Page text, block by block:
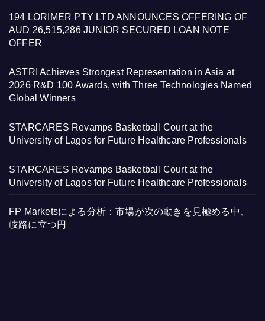
194 LORIMER PTY LTD ANNOUNCES OFFERING OF
AUD 26,515,286 JUNIOR SECURED LOAN NOTE
OFFER
ASTRI Achieves Strongest Representation in Asia at
2026 R&D 100 Awards, with Three Technologies Named
Global Winners
STARCARES Revamps Basketball Court at the
University of Lagos for Future Healthcare Professionals
STARCARES Revamps Basketball Court at the
University of Lagos for Future Healthcare Professionals
FP Marketsによる分析：市場が次の動きを見極める中、
岐路に立つ円